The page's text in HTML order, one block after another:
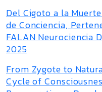
Del Cigoto a la
de Conciencia,
FALAN Neurociencia
2025
From Zygote to
Cycle of